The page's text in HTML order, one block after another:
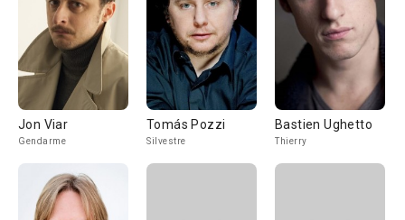
Jon Viar
Gendarme
Tomás Pozzi
Silvestre
Bastien Ughetto
Thierry